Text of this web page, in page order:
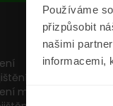
Používáme
přizpůsobit
našimi
informacemi,
motocyklu